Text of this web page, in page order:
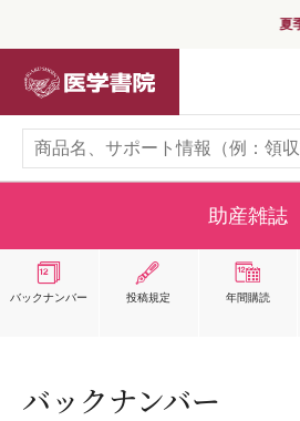
夏
助産雑誌
バックナンバー 投稿規定 年間購読
バックナンバー